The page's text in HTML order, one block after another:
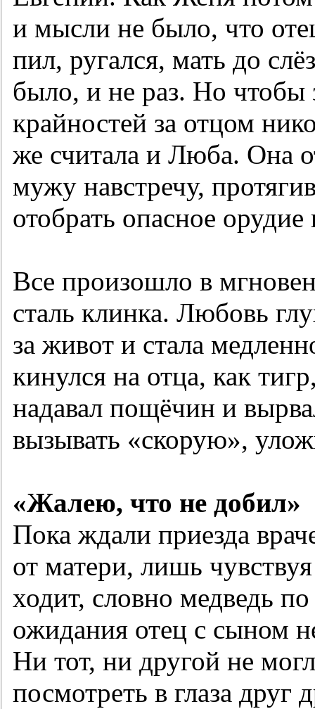
и мысли не было, что
пил, ругался, мать до
было, и не раз. Но чтобы
крайностей за отцом
же считала и Люба. Она
мужу навстречу,
отобрать опасное орудие
Все произошло в
сталь клинка. Любовь
за живот и стала
кинулся на отца, как
надавал пощёчин и
вызывать «скорую»,
«Жалею, что не добил»
Пока ждали приезда
от матери, лишь
ходит, словно медведь
ожидания отец с сыном
Ни тот, ни другой не
посмотреть в глаза друг